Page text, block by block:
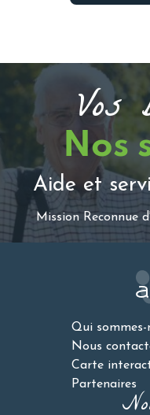
Vos
Nos
Aide et
Mission Reconnue
Qui sommes-
Nous
Carte
Partenaires